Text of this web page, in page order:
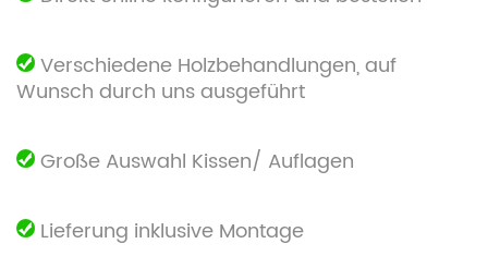
Verschiedene Holzbehandlungen, auf
Wunsch durch uns ausgeführt
Große Auswahl Kissen/ Auflagen
Lieferung inklusive Montage